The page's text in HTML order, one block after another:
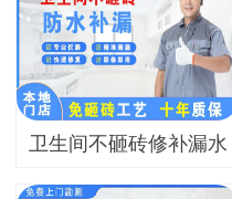
卫生间不砸砖修补漏水